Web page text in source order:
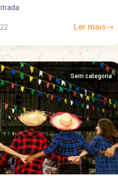
Ler mais
Sem categoria